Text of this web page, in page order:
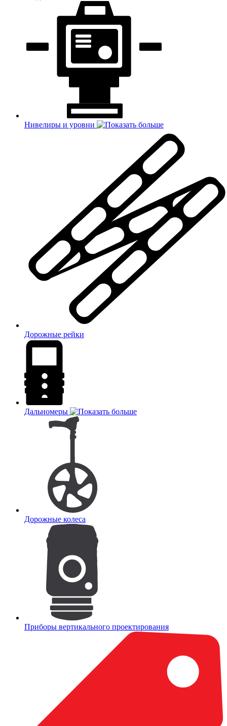
Нивелиры и уровни
Дорожные рейки
Дальномеры
Дорожные колеса
Приборы вертикального проектирования